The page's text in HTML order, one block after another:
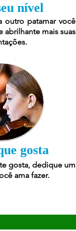
nível
outro patamar você
abrilhante mais suas
gosta
gosta, dedique um
ama fazer.